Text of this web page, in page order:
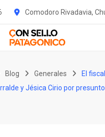
Comodoro Rivadavia,
Blog Generales
El
y Jésica Cirio por